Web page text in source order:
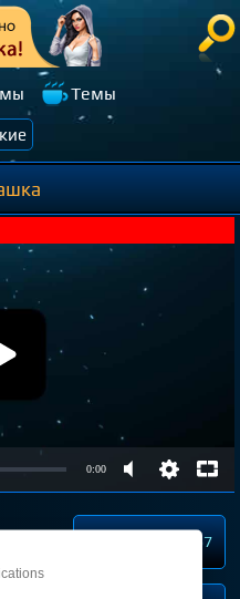
Темы
0:00
67